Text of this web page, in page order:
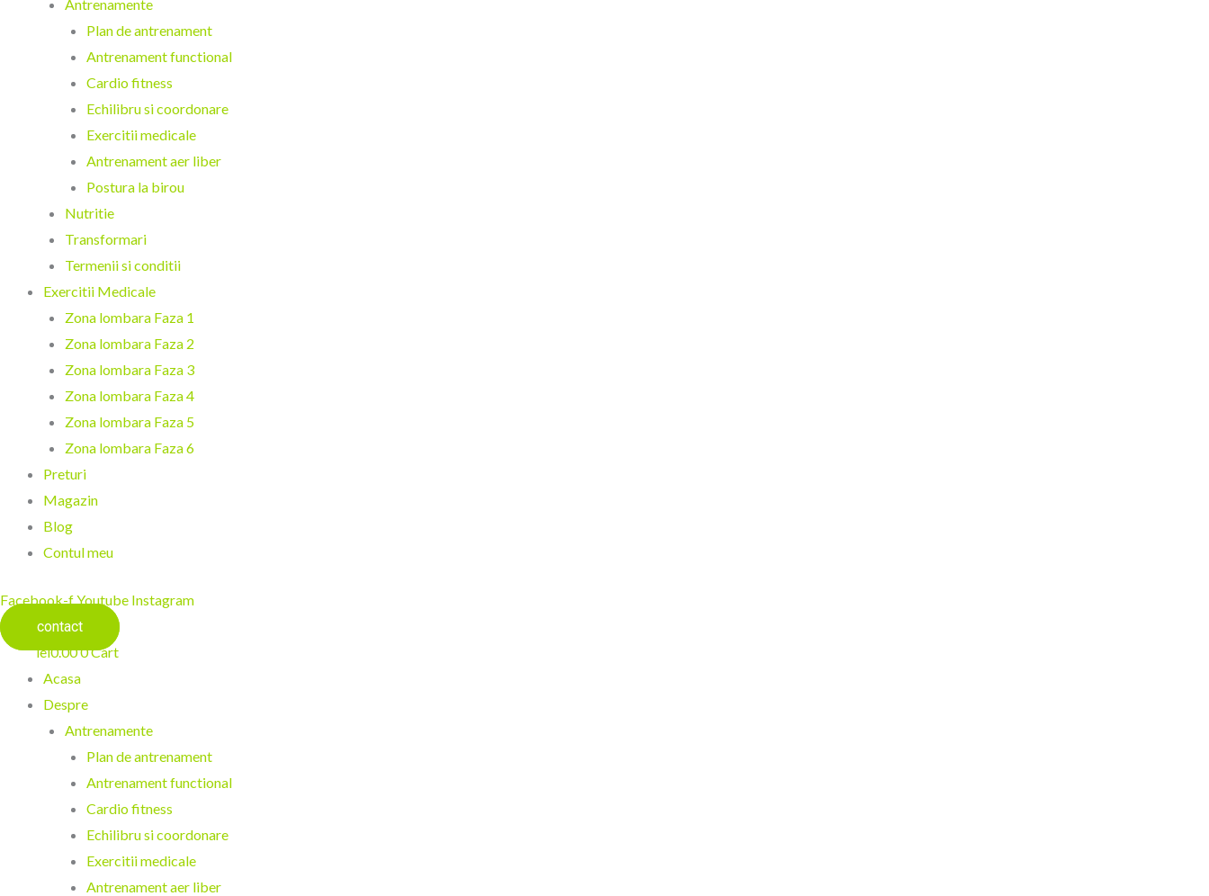
Antrenamente
Plan de antrenament
Antrenament functional
Cardio fitness
Echilibru si coordonare
Exercitii medicale
Antrenament aer liber
Postura la birou
Nutritie
Transformari
Termenii si conditii
Exercitii Medicale
Zona lombara Faza 1
Zona lombara Faza 2
Zona lombara Faza 3
Zona lombara Faza 4
Zona lombara Faza 5
Zona lombara Faza 6
Preturi
Magazin
Blog
Contul meu
Facebook-fYoutube Instagram
contact
lei0.000Cart
Acasa
Despre
Antrenamente
Plan de antrenament
Antrenament functional
Cardio fitness
Echilibru si coordonare
Exercitii medicale
Antrenament aer liber